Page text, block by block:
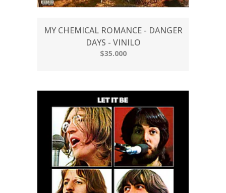
MY CHEMICAL ROMANCE - DANGER
DAYS - VINILO
$35.000